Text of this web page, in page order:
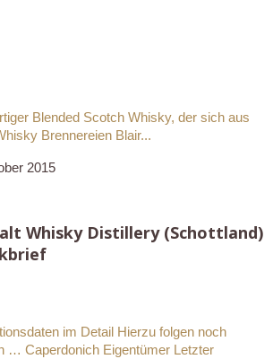
Blended Scotch Whisky, der sich aus
Brennereien Blair...
2015
Whisky Distillery (Schottland)
im Detail Hierzu folgen noch
… Caperdonich Eigentümer Letzter